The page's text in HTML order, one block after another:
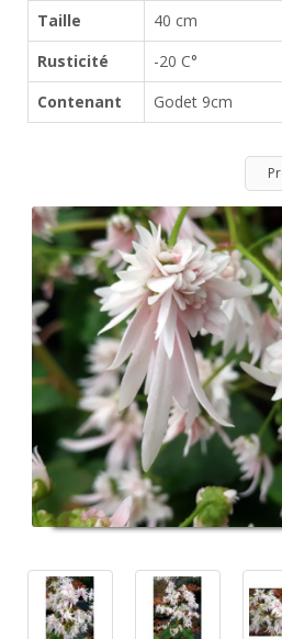
Taille
40 cm
Rusticité
-20 C°
Contenant
Godet 9cm